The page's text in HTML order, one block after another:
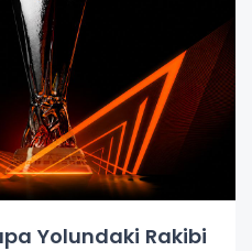
Yolundaki Rakibi